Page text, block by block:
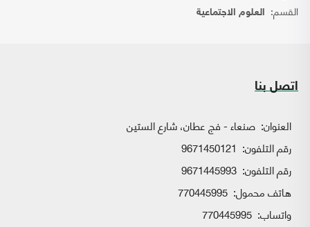
القسم: العلوم الاجتماعية
اتصل بنا
العنوان: صنعاء - فج عطان، شارع الستين
رقم التلفون: 9671450121
رقم التلفون: 9671445993
هاتف محمول: 770445995
واتساب: